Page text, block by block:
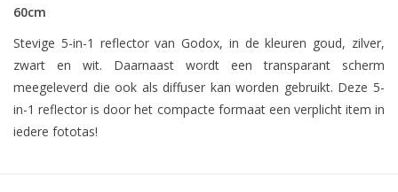
60cm
Stevige 5-in-1 reflector van Godox, in de kleuren goud, zilver,
zwart en wit. Daarnaast wordt een transparant scherm
meegeleverd die ook als diffuser kan worden gebruikt. Deze 5-
in-1 reflector is door het compacte formaat een verplicht item in
iedere fototas!